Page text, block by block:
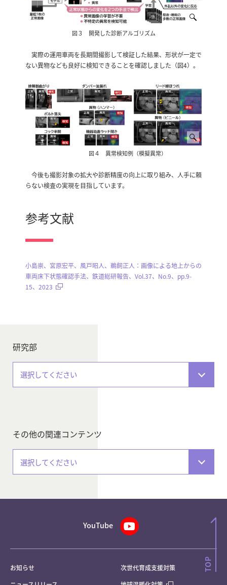
図３ 開発した診断アルゴリズム
実際の運用車両を長期間撮影して検証した結果、形状が一定で
ない異物なども良好に検知できることを確認しました（図4）。
図４ 異常検知例（模擬異常）
今後も撮影対象の拡大や診断精度の向上に取り組み、人手に頼
らない検査の実現を目指しています。
参考文献
小島崇、宮原宏平、風戸昭人、鵜飼正人：画像による地上からの
車両床下状態確認手法、鉄道総研報告、Vol.37、No.9、pp.9-
15、2023
研究部
選択してください
その他の関連コンテンツ
選択してください
YouTube
お知らせ
次世代育成支援対策